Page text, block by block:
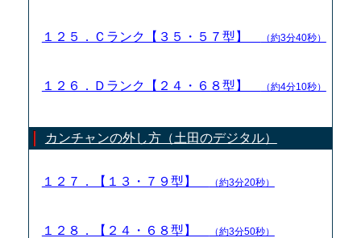
１２５．Ｃランク【３５・５７型】 （約3分40秒）
１２６．Ｄランク【２４・６８型】 （約4分10秒）
カンチャンの外し方（土田のデジタル）
１２７．【１３・７９型】 （約3分20秒）
１２８．【２４・６８型】 （約3分50秒）